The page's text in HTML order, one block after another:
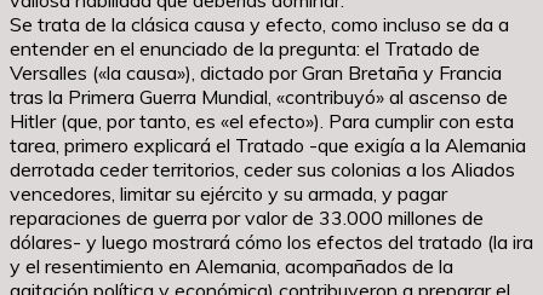
Se trata de la clásica causa y efecto, como incluso se da a
entender en el enunciado de la pregunta: el Tratado de
Versalles («la causa»), dictado por Gran Bretaña y Francia
tras la Primera Guerra Mundial, «contribuyó» al ascenso de
Hitler (que, por tanto, es «el efecto»). Para cumplir con esta
tarea, primero explicará el Tratado -que exigía a la Alemania
derrotada ceder territorios, ceder sus colonias a los Aliados
vencedores, limitar su ejército y su armada, y pagar
reparaciones de guerra por valor de 33.000 millones de
dólares- y luego mostrará cómo los efectos del tratado (la ira
y el resentimiento en Alemania, acompañados de la